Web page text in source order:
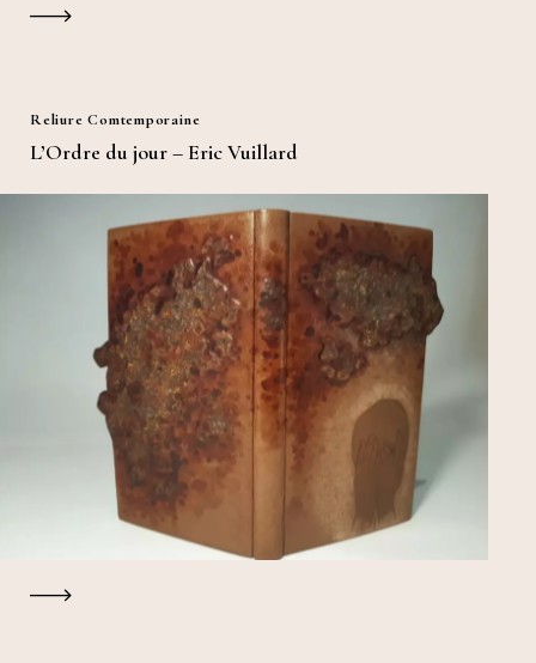
Reliure Comtemporaine
L’Ordre du jour – Eric Vuillard